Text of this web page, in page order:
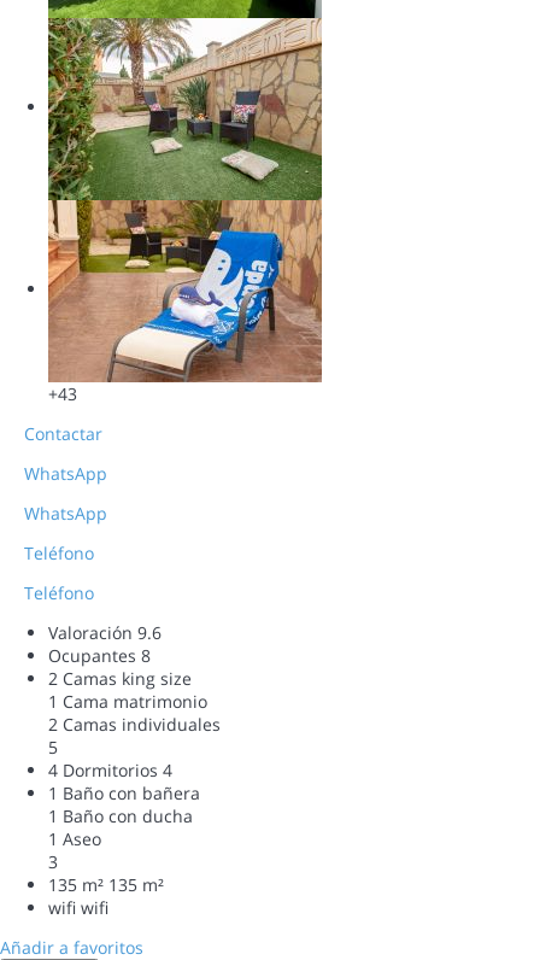
+43
Contactar
WhatsApp
WhatsApp
Teléfono
Teléfono
Valoración 9.6
Ocupantes 8
2 Camas king size
1 Cama matrimonio
2 Camas individuales
5
4 Dormitorios 4
1 Baño con bañera
1 Baño con ducha
1 Aseo
3
135 m² 135 m²
wifi wifi
Añadir a favoritos